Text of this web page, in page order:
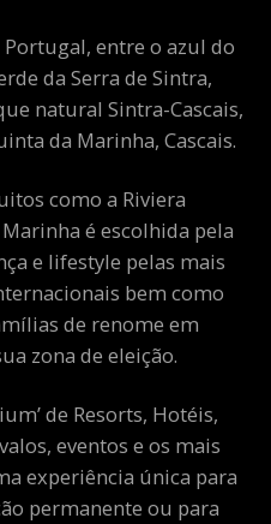
entre o azul do
da Serra de Sintra,
natural Sintra-Cascais,
da Marinha, Cascais.
como a Riviera
é escolhida pela
e lifestyle pelas mais
bem como
de renome em
zona de eleição.
de Resorts, Hotéis,
eventos e os mais
experiência única para
permanente ou para